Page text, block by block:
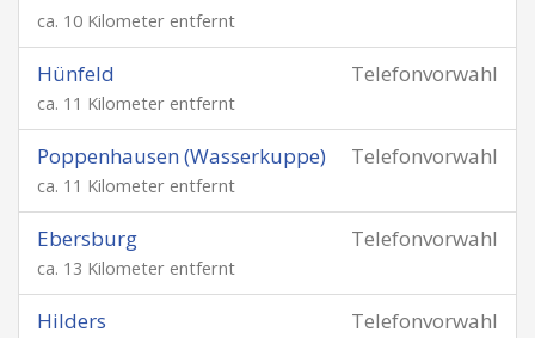
ca. 10 Kilometer entfernt
Telefonvorwahl
Hünfeld
ca. 11 Kilometer entfernt
Telefonvorwahl
Poppenhausen (Wasserkuppe)
ca. 11 Kilometer entfernt
Telefonvorwahl
Ebersburg
ca. 13 Kilometer entfernt
Telefonvorwahl
Hilders